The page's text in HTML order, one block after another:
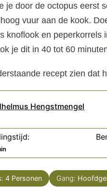
je door de octopus eerst
vuur aan de kook.
knoflook en peperkorrels
je dit in 40 tot 60
recept zien dat
Hengstmengel
4 Personen Gang: